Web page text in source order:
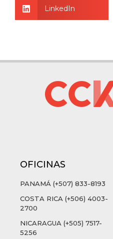
LinkedIn
OFICINAS
PANAMÁ (+507) 833-8193
COSTA RICA (+506) 4003-
2700
NICARAGUA (+505) 7517-
5256